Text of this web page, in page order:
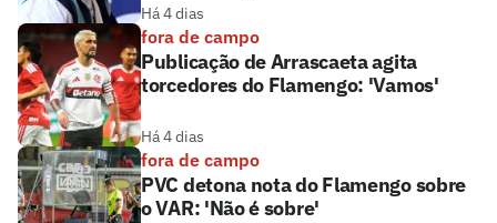
Há 4 dias
fora de campo
Publicação de Arrascaeta agita
torcedores do Flamengo: 'Vamos'
Há 4 dias
fora de campo
PVC detona nota do Flamengo sobre
o VAR: 'Não é sobre'